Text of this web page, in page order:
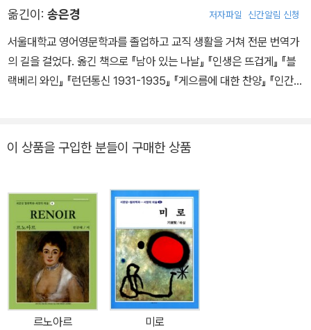
다.
옮긴이: 송은경 저자파일 신간알림 신청
서울대학교 영어영문학과를 졸업하고 교직 생활을 거쳐 전문 번역가
의 길을 걸었다. 옮긴 책으로 『남아 있는 나날』 『인생은 뜨겁게』 『블
랙베리 와인』 『런던통신 1931-1935』 『게으름에 대한 찬양』 『인간과
서의 1년』 『위로의 편지』 등이 있다.
이 상품을 구입한 분들이 구매한 상품
르노아르 미로